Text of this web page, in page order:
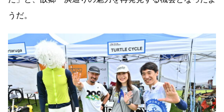
うだ。